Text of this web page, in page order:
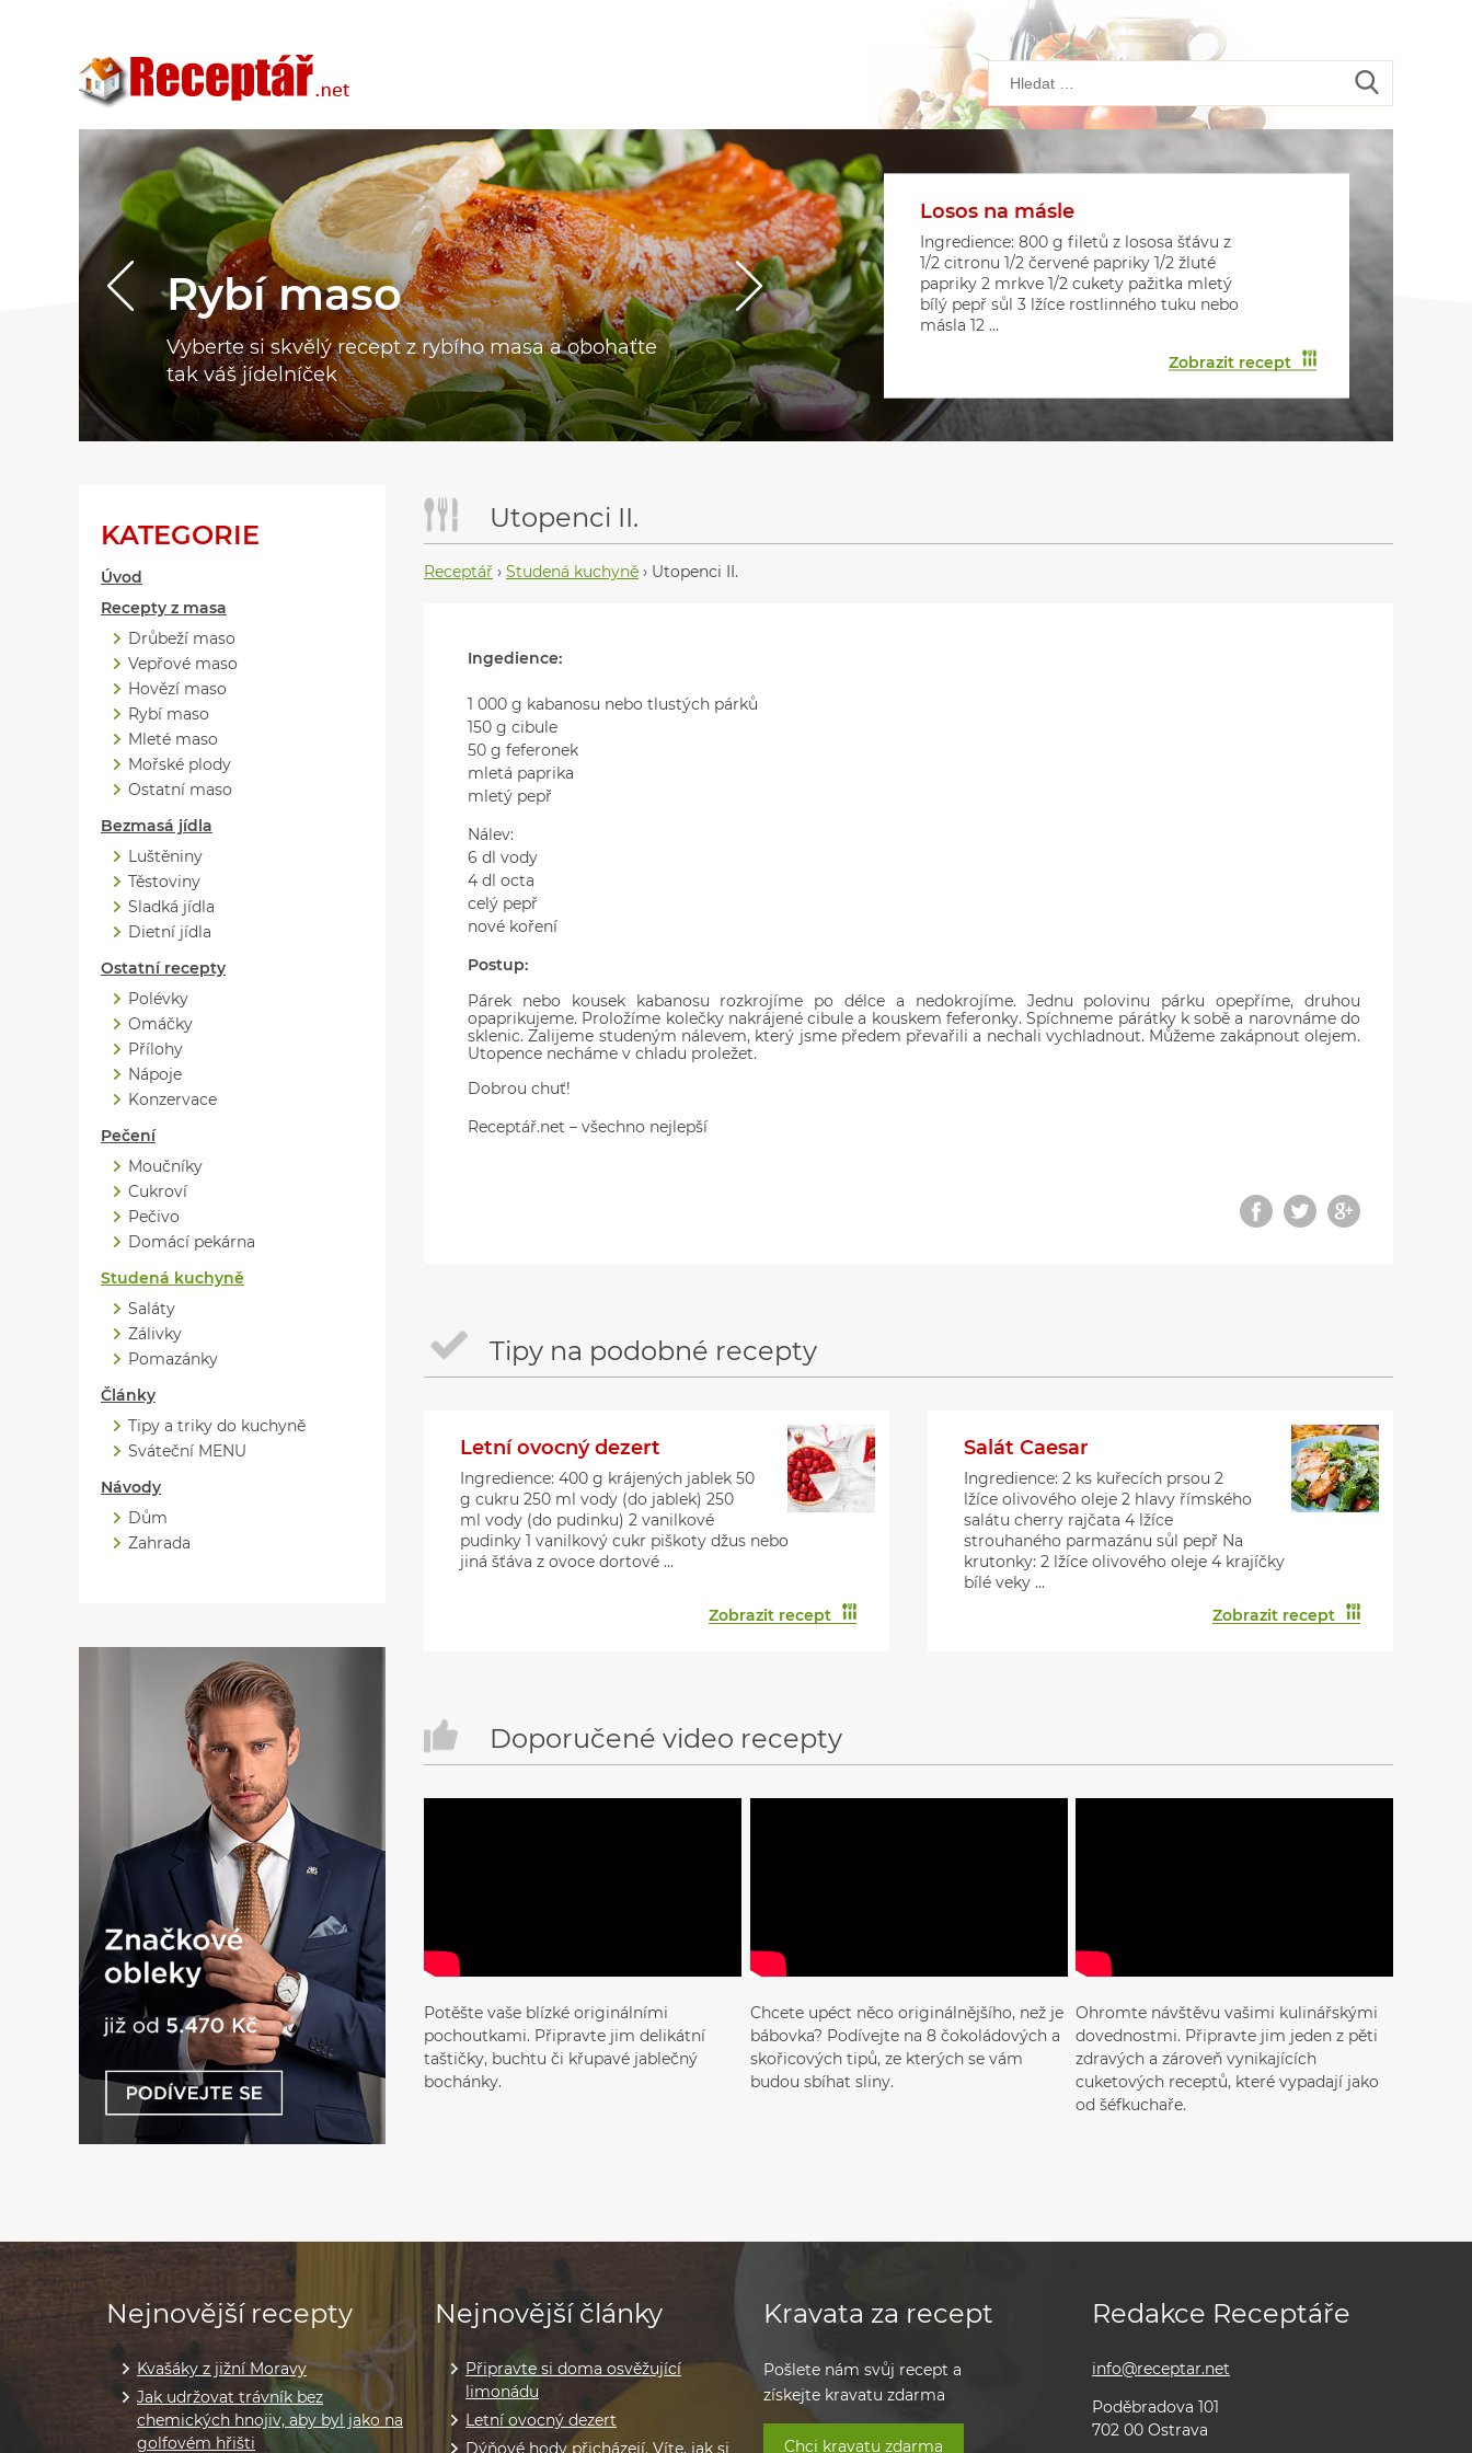
Rybí maso
Vyberte si skvělý recept z rybího masa a obohaťte
tak váš jídelníček
Losos na másle
Ingredience: 800 g filetů z lososa šťávu z
1/2 citronu 1/2 červené papriky 1/2 žluté
papriky 2 mrkve 1/2 cukety pažitka mletý
bílý pepř sůl 3 lžíce rostlinného tuku nebo
másla 12 ...
Zobrazit recept
Květákové placičky s houbami
Srdíčkové muffiny
KATEGORIE
Úvod
Recepty z masa
Drůbeží maso
Vepřové maso
Hovězí maso
Rybí maso
Mleté maso
Mořské plody
Ostatní maso
Bezmasá jídla
Luštěniny
Těstoviny
Sladká jídla
Dietní jídla
Ostatní recepty
Polévky
Omáčky
Přílohy
Nápoje
Konzervace
Pečení
Moučníky
Cukroví
Pečivo
Domácí pekárna
Studená kuchyně
Saláty
Zálivky
Pomazánky
Články
Tipy a triky do kuchyně
Sváteční MENU
Návody
Dům
Zahrada
Utopenci II.
Receptář › Studená kuchyně › Utopenci II.
Ingedience:
1 000 g kabanosu nebo tlustých párků
150 g cibule
50 g feferonek
mletá paprika
mletý pepř
Nálev:
6 dl vody
4 dl octa
celý pepř
nové koření
Postup:
Párek nebo kousek kabanosu rozkrojíme po délce a nedokrojíme. Jednu polovinu párku opepříme, druhou
opaprikujeme. Proložíme kolečky nakrájené cibule a kouskem feferonky. Spíchneme párátky k sobě a narovnáme do
sklenic. Zalijeme studeným nálevem, který jsme předem převařili a nechali vychladnout. Můžeme zakápnout olejem.
Utopence necháme v chladu proležet.
Dobrou chuť!
Receptář.net – všechno nejlepší
Tipy na podobné recepty
Letní ovocný dezert
Ingredience: 400 g krájených jablek 50
g cukru 250 ml vody (do jablek) 250
ml vody (do pudinku) 2 vanilkové
pudinky 1 vanilkový cukr piškoty džus nebo
jiná šťáva z ovoce dortové ...
Zobrazit recept
Salát Caesar
Ingredience: 2 ks kuřecích prsou 2
lžíce olivového oleje 2 hlavy římského
salátu cherry rajčata 4 lžíce
strouhaného parmazánu sůl pepř Na
krutonky: 2 lžíce olivového oleje 4 krajíčky
bílé veky ...
Zobrazit recept
Doporučené video recepty
Potěšte vaše blízké originálními
pochoutkami. Připravte jim delikátní
taštičky, buchtu či křupavé jablečný
bochánky.
Chcete upéct něco originálnějšího, než je
bábovka? Podívejte na 8 čokoládových a
skořicových tipů, ze kterých se vám
budou sbíhat sliny.
Ohromte návštěvu vašimi kulinářskými
dovednostmi. Připravte jim jeden z pěti
zdravých a zároveň vynikajících
cuketových receptů, které vypadají jako
od šéfkuchaře.
Nejnovější recepty
Kvašáky z jižní Moravy
Jak udržovat trávník bez
chemických hnojiv, aby byl jako na
golfovém hřišti
Nejnovější články
Připravte si doma osvěžující
limonádu
Letní ovocný dezert
Dýňové hody přicházejí. Víte, jak si
Kravata za recept
Pošlete nám svůj recept a
získejte kravatu zdarma
Chci kravatu zdarma
Redakce Receptáře
info@receptar.net
Poděbradova 101
702 00 Ostrava